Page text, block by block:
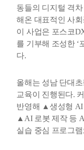
동들의 디지털 격
해온 대표적인 사
이 사업은 포스코
를 기부해 조성한 ‘
다.
올해는 성남 단대
교육이 진행된다.
반영해 ▲생성형
▲AI 로봇 제작 등
실습 중심 프로그